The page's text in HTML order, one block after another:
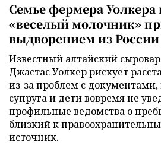
Семье фермера Уолкера
«веселый молочник»
выдворением из России
Известный алтайский
Джастас Уолкер рискует
из-за проблем с документами,
супруга и дети вовремя не
профильные ведомства о
близкий к
источник.